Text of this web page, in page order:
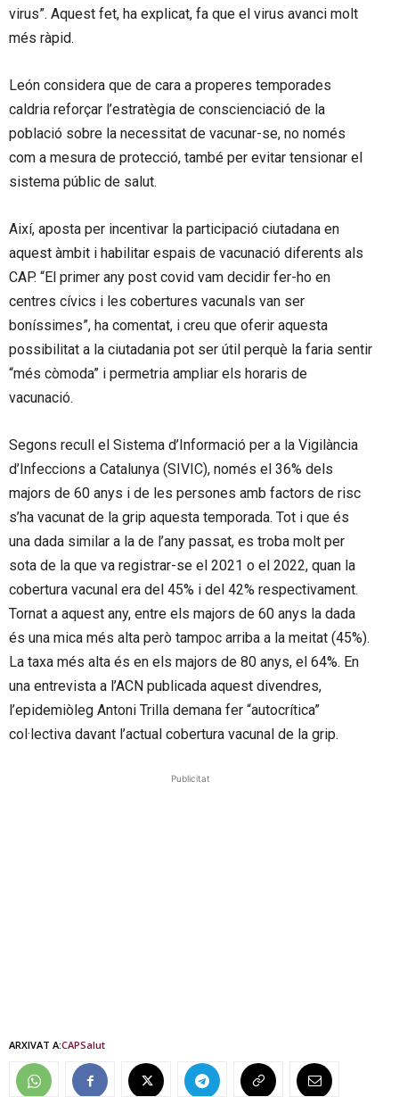
virus”. Aquest fet, ha explicat, fa que el virus avanci molt
més ràpid.
León considera que de cara a properes temporades
caldria reforçar l’estratègia de conscienciació de la
població sobre la necessitat de vacunar-se, no només
com a mesura de protecció, també per evitar tensionar el
sistema públic de salut.
Així, aposta per incentivar la participació ciutadana en
aquest àmbit i habilitar espais de vacunació diferents als
CAP. “El primer any post covid vam decidir fer-ho en
centres cívics i les cobertures vacunals van ser
boníssimes”, ha comentat, i creu que oferir aquesta
possibilitat a la ciutadania pot ser útil perquè la faria sentir
“més còmoda” i permetria ampliar els horaris de
vacunació.
Segons recull el Sistema d’Informació per a la Vigilància
d’Infeccions a Catalunya (SIVIC), només el 36% dels
majors de 60 anys i de les persones amb factors de risc
s’ha vacunat de la grip aquesta temporada. Tot i que és
una dada similar a la de l’any passat, es troba molt per
sota de la que va registrar-se el 2021 o el 2022, quan la
cobertura vacunal era del 45% i del 42% respectivament.
Tornat a aquest any, entre els majors de 60 anys la dada
és una mica més alta però tampoc arriba a la meitat (45%).
La taxa més alta és en els majors de 80 anys, el 64%. En
una entrevista a l’ACN publicada aquest divendres,
l’epidemiòleg Antoni Trilla demana fer “autocrítica”
col·lectiva davant l’actual cobertura vacunal de la grip.
Publicitat
ARXIVAT A:CAPSalut